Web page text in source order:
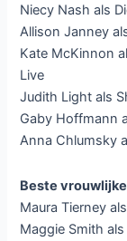
Niecy Nash als
Allison Janney
Kate McKinnon
Live
Judith Light als
Gaby Hoffmann
Anna Chlumsky
Beste
Maura Tierney
Maggie Smith